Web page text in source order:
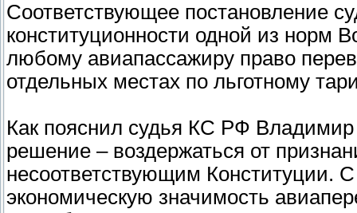
Соответствующее постановление
конституционности одной из норм
любому авиапассажиру право
отдельных местах по льготному
Как пояснил судья КС РФ
решение – воздержаться от
несоответствующим Конституции.
экономическую значимость